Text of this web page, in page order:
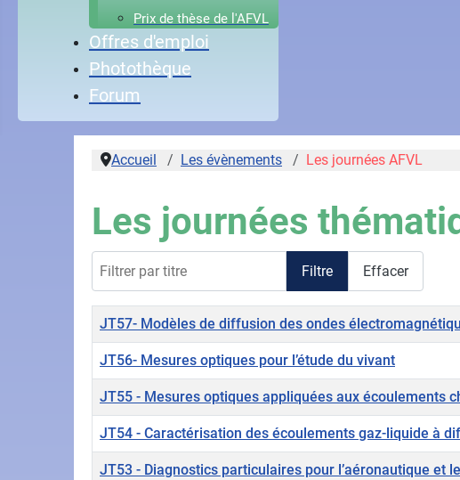
Prix de thèse de l'AFVL
Offres d'emploi
Photothèque
Forum
Accueil Les évènements Les journées AFVL
Les journées
Filtre Effacer
Titre
JT57- Modèles de diffusion des ondes
JT56- Mesures optiques pour l’étude du vivant
JT55 - Mesures optiques appliquées aux écoulements
JT54 - Caractérisation des écoulements gaz-liquide à
JT53 - Diagnostics particulaires pour l’aéronautique et